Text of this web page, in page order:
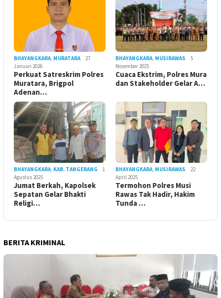
BHAYANGKARA MURATARA
27
Januari 2026
Perkuat Satreskrim Polres
Muratara, Brigpol
Adenan…
BHAYANGKARA MUSIRAWAS
5
November 2025
Cuaca Ekstrim, Polres Mura
dan Stakeholder Gelar A…
BHAYANGKARA KAB. TANGERANG
1
Agustus 2025
Jumat Berkah, Kapolsek
Sepatan Gelar Bhakti
Religi…
BHAYANGKARA MUSIRAWAS
22
April 2025
Termohon Polres Musi
Rawas Tak Hadir, Hakim
Tunda …
BERITA KRIMINAL